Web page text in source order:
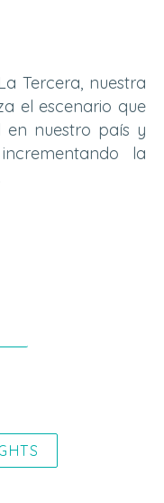
Tercera, nuestra
el escenario que
nuestro país y
la